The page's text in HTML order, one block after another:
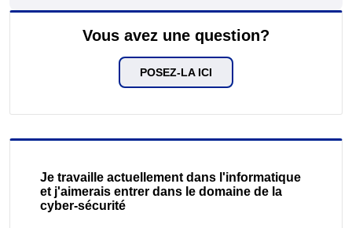
Vous avez une question?
POSEZ-LA ICI
Je travaille actuellement dans l'informatique
et j'aimerais entrer dans le domaine de la
cyber-sécurité